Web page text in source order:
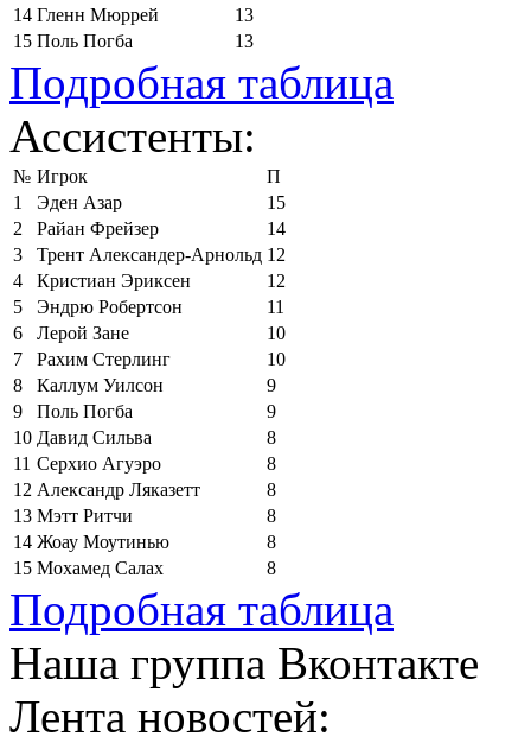
14 Гленн Мюррей
13
15 Поль Погба 13
Подробная таблица
Ассистенты:
№ Игрок
П
1
Эден Азар
15
2
Райан Фрейзер
14
3
Трент Александер-Арнольд 12
4
Кристиан Эриксен
12
5
Эндрю Робертсон
11
6
Лерой Зане
10
7
Рахим Стерлинг
10
8
Каллум Уилсон
9
9
Поль Погба
9
10 Давид Сильва
8
11 Серхио Агуэро
8
12 Александр Ляказетт
8
13 Мэтт Ритчи
8
14 Жоау Моутинью
8
15 Мохамед Салах 8
Подробная таблица
Наша группа Вконтакте
Лента новостей: